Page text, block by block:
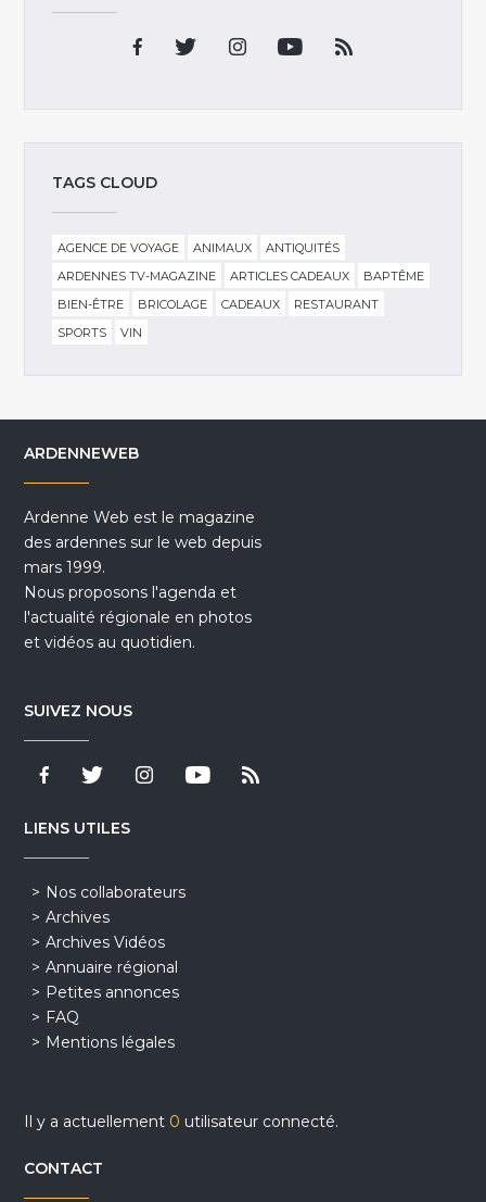
TAGS CLOUD
AGENCE DE VOYAGE ANIMAUX
ANTIQUITÉS
ARDENNES TV-MAGAZINE
ARTICLES CADEAUX
BAPTÊME
BIEN-ÊTRE
BRICOLAGE CADEAUX
RESTAURANT
SPORTS
VIN
ARDENNEWEB
Ardenne Web est le magazine
des ardennes sur le web depuis
mars 1999.
Nous proposons l'agenda et
l'actualité régionale en photos
et vidéos au quotidien.
SUIVEZ NOUS
LIENS UTILES
Nos collaborateurs
Archives
Archives Vidéos
Annuaire régional
Petites annonces
FAQ
Mentions légales
Il y a actuellement 0 utilisateur connecté.
CONTACT